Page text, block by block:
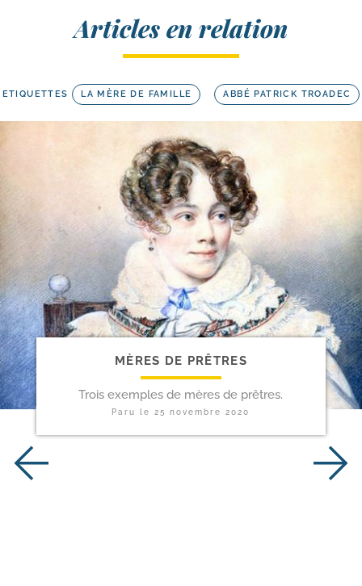
Articles en relation
ETIQUETTES LA MÈRE DE FAMILLE ABBÉ PATRICK TROADEC
MÈRES DE PRÊTRES
Trois exemples de mères de prêtres.
Paru le25 novembre 2020